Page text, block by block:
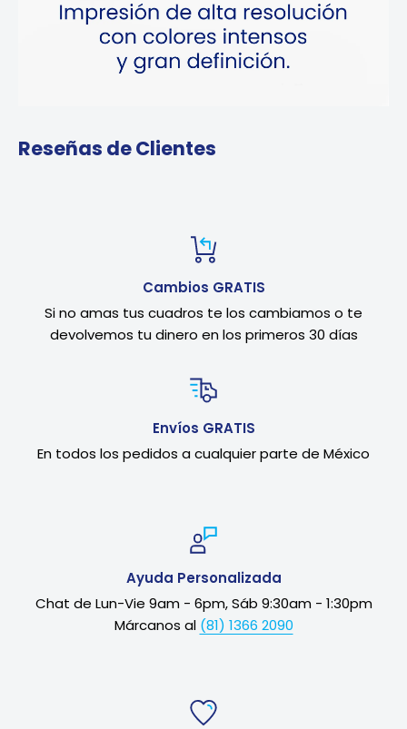
Reseñas de Clientes
Cambios GRATIS
Si no amas tus cuadros te los cambiamos o te
devolvemos tu dinero en los primeros 30 días
Envíos GRATIS
En todos los pedidos a cualquier parte de México
Ayuda Personalizada
Chat de Lun-Vie 9am - 6pm, Sáb 9:30am - 1:30pm
Márcanos al (81) 1366 2090